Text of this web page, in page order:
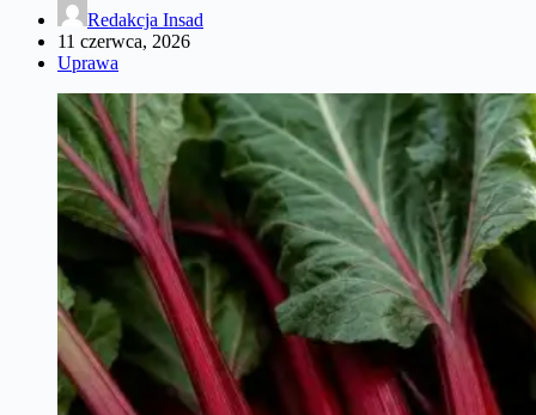
Redakcja Insad
11 czerwca, 2026
Uprawa